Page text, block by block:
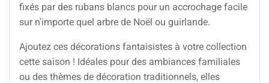
fixés par des rubans blancs pour un accrochage facile
sur n'importe quel arbre de Noël ou guirlande.
Ajoutez ces décorations fantaisistes à votre collection
cette saison ! Idéales pour des ambiances familiales
ou des thèmes de décoration traditionnels, elles